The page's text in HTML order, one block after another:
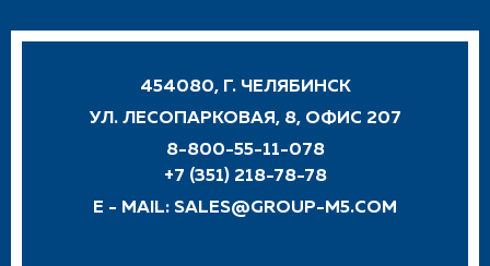
454080, Г. ЧЕЛЯБИНСК
УЛ. ЛЕСОПАРКОВАЯ, 8, ОФИС 207
8-800-55-11-078
+7 (351) 218-78-78
E - MAIL: SALES@GROUP-M5.COM